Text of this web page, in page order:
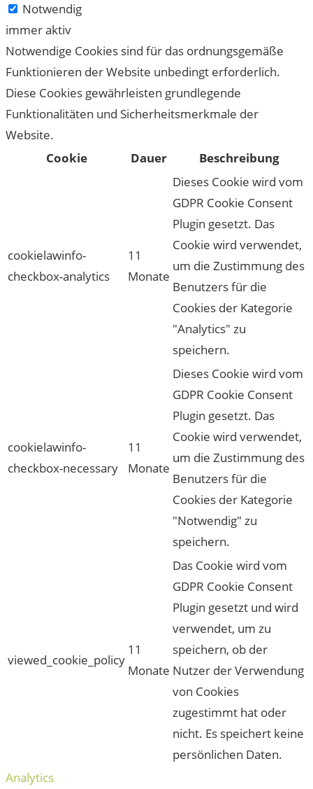
Notwendig
immer aktiv
Notwendige Cookies sind für das ordnungsgemäße
Funktionieren der Website unbedingt erforderlich.
Diese Cookies gewährleisten grundlegende
Funktionalitäten und Sicherheitsmerkmale der
Website.
Cookie
Dauer Beschreibung
cookielawinfo-
checkbox-analytics
11
Monate
Dieses Cookie wird vom
GDPR Cookie Consent
Plugin gesetzt. Das
Cookie wird verwendet,
um die Zustimmung des
Benutzers für die
Cookies der Kategorie
"Analytics" zu
speichern.
cookielawinfo-
checkbox-necessary
11
Monate
Dieses Cookie wird vom
GDPR Cookie Consent
Plugin gesetzt. Das
Cookie wird verwendet,
um die Zustimmung des
Benutzers für die
Cookies der Kategorie
"Notwendig" zu
speichern.
viewed_cookie_policy
11
Monate
Das Cookie wird vom
GDPR Cookie Consent
Plugin gesetzt und wird
verwendet, um zu
speichern, ob der
Nutzer der Verwendung
von Cookies
zugestimmt hat oder
nicht. Es speichert keine
persönlichen Daten.
Analytics